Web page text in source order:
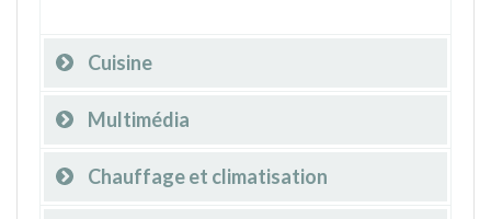
Cuisine
Multimédia
Chauffage et climatisation